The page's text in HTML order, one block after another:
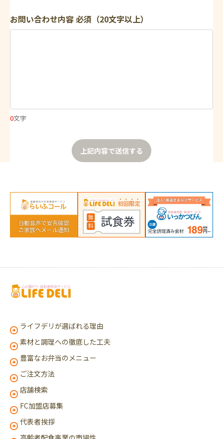
お問い合わせ内容必須（20文字以上）
0文字
上記内容で送信する
ライフデリが選ばれる理由
素材と調理への徹底した工夫
豊富なお弁当のメニュー
ご注文方法
店舗検索
FC加盟店募集
代表者挨拶